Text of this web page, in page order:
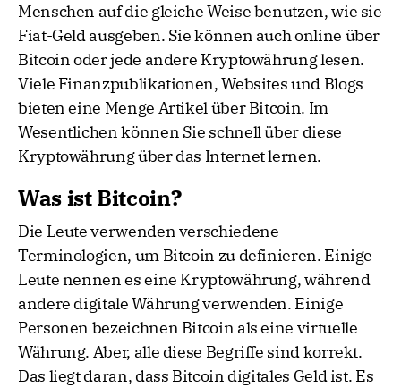
Menschen auf die gleiche Weise benutzen, wie sie
Fiat-Geld ausgeben. Sie können auch online über
Bitcoin oder jede andere Kryptowährung lesen.
Viele Finanzpublikationen, Websites und Blogs
bieten eine Menge Artikel über Bitcoin. Im
Wesentlichen können Sie schnell über diese
Kryptowährung über das Internet lernen.
Was ist Bitcoin?
Die Leute verwenden verschiedene
Terminologien, um Bitcoin zu definieren. Einige
Leute nennen es eine Kryptowährung, während
andere digitale Währung verwenden. Einige
Personen bezeichnen Bitcoin als eine virtuelle
Währung. Aber, alle diese Begriffe sind korrekt.
Das liegt daran, dass Bitcoin digitales Geld ist. Es